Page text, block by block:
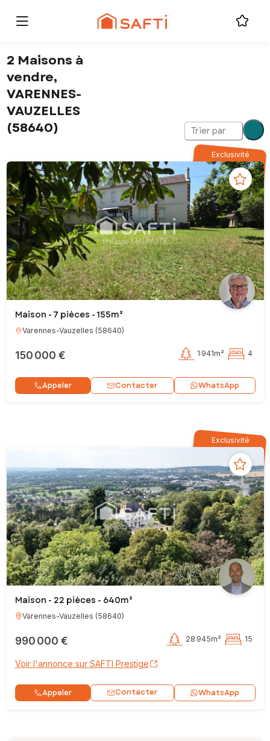
2 Maisons à
vendre,
VARENNES-
VAUZELLES
(58640)
Trier par
Exclusivité
Maison - 7 pièces - 155m²
Varennes-Vauzelles (58640)
150 000 € 1 941m² 4
Appeler Contacter WhatsApp
Exclusivité
Maison - 22 pièces - 640m²
Varennes-Vauzelles (58640)
990 000 € 28 945m² 15
Voir l'annonce sur SAFTI Prestige
Appeler Contacter WhatsApp